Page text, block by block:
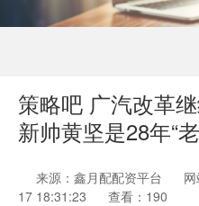
策略吧 广汽改革
新帅黄坚是28年“
来源：鑫月配配资平台
17 18:31:23
查看：190